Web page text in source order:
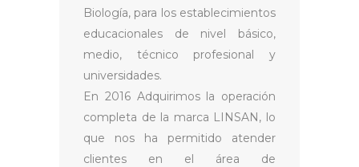
Biología, para los establecimientos
educacionales de nivel básico,
medio, técnico profesional y
universidades.
En 2016 Adquirimos la operación
completa de la marca LINSAN, lo
que nos ha permitido atender
clientes en el área de